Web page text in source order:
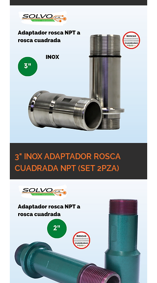
3" INOX ADAPTADOR ROSCA
CUADRADA NPT (SET 2PZA)